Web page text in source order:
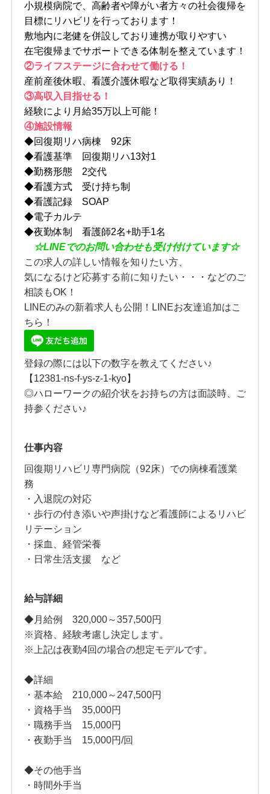
小規模病院で、高齢者や障がい者方々の社会復帰を
目標にリハビリを行っております！
敷地内に老健を併設しており連携が取りやすい
在宅復帰までサポートできる体制を整えています！
②ライフステージに合わせて働ける！
産前産後休暇、看護介護休暇など取得実績あり！
③高収入目指せる！
経験により月給35万以上可能！
④施設情報
◆回復期リハ病棟 92床
◆看護基準 回復期リハ13対1
◆勤務形態 2交代
◆看護方式 受け持ち制
◆看護記録 SOAP
◆電子カルテ
◆夜勤体制 看護師2名+助手1名
☆LINEでのお問い合わせも受け付けています☆
この求人の詳しい情報を知りたい方、
気になるけど応募する前に知りたい・・・などのご
相談もOK！
LINEのみの新着求人も公開！LINEお友達追加はこ
ちら！
登録の際には以下の数字を教えてください♪
【12381-ns-f-ys-z-1-kyo】
◎ハローワークの紹介状をお持ちの方は面談時、ご
持参ください♪
仕事内容
回復期リハビリ専門病院（92床）での病棟看護業
務
・入退院の対応
・歩行の付き添いや声掛けなど看護師によるリハビ
リテーション
・採血、経管栄養
・日常生活支援 など
給与詳細
◆月給例 320,000～357,500円
※資格、経験考慮し決定します。
※上記は夜勤4回の場合の想定モデルです。
◆詳細
・基本給 210,000～247,500円
・資格手当 35,000円
・職務手当 15,000円
・夜勤手当 15,000円/回
◆その他手当
・時間外手当